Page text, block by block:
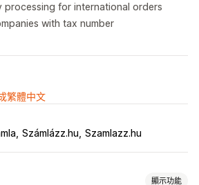
processing for international orders
with tax number
繁體中文
Számlázz.hu Szamlazz.hu
顯示功能